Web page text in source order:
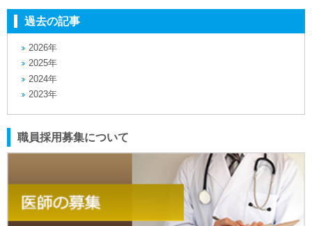
過去の記事
2026年
2025年
2024年
2023年
職員採用募集について